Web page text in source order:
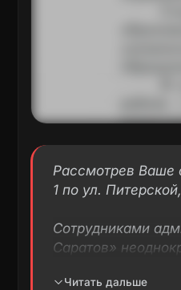
Рассмотрев Ваше
1 по ул.
Сотрудниками
Саратов»
Читать дальше